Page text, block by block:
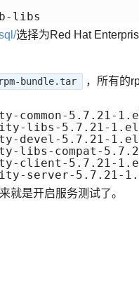
libs
选择为Red Hat
bundle.tar ，所有的
common-5.7.21-
libs-5.7.21-
devel-5.7.21-
libs-compat-
client-5.7.21-
server-5.7.21-
就是开启服务测试了。